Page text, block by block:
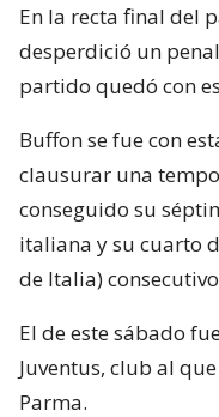
En la recta final del
desperdició un
partido quedó con
Buffon se fue con
clausurar una
conseguido su
italiana y su cuarto
de Italia)
El de este sábado
Juventus, club al
Parma.